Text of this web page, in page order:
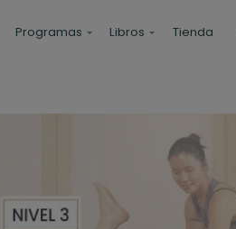
Programas Libros Tienda